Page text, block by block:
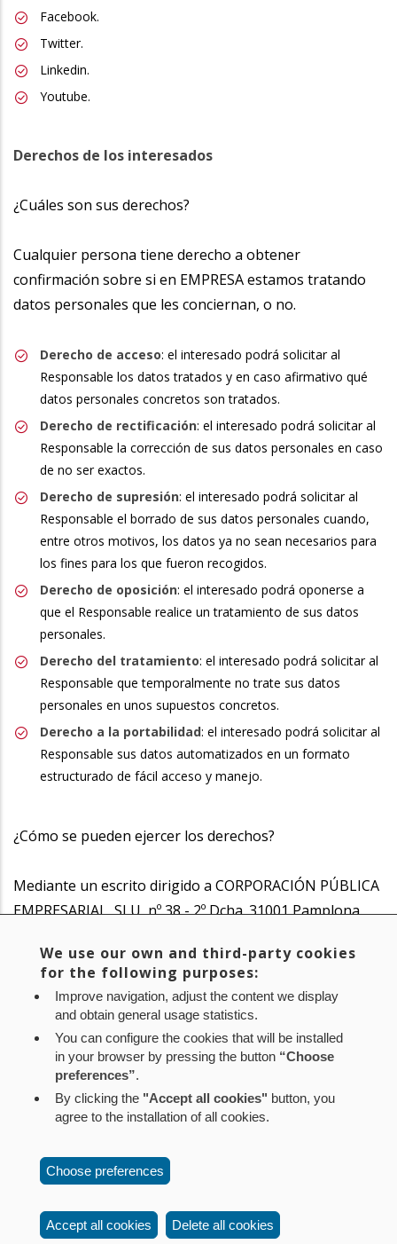
Facebook.
Twitter.
Linkedin.
Youtube.
Derechos de los interesados
¿Cuáles son sus derechos?
Cualquier persona tiene derecho a obtener
confirmación sobre si en EMPRESA estamos tratando
datos personales que les conciernan, o no.
Derecho de acceso: el interesado podrá solicitar al
Responsable los datos tratados y en caso afirmativo qué
datos personales concretos son tratados.
Derecho de rectificación: el interesado podrá solicitar al
Responsable la corrección de sus datos personales en caso
de no ser exactos.
Derecho de supresión: el interesado podrá solicitar al
Responsable el borrado de sus datos personales cuando,
entre otros motivos, los datos ya no sean necesarios para
los fines para los que fueron recogidos.
Derecho de oposición: el interesado podrá oponerse a
que el Responsable realice un tratamiento de sus datos
personales.
Derecho del tratamiento: el interesado podrá solicitar al
Responsable que temporalmente no trate sus datos
personales en unos supuestos concretos.
Derecho a la portabilidad: el interesado podrá solicitar al
Responsable sus datos automatizados en un formato
estructurado de fácil acceso y manejo.
¿Cómo se pueden ejercer los derechos?
Mediante un escrito dirigido a CORPORACIÓN PÚBLICA
EMPRESARIAL, SLU, nº 38 - 2º Dcha. 31001 Pamplona.
¿Qué vías de reclamación existen?
Si considera que sus derechos no se han atendido
debidamente, tiene derecho a presentar una
reclamación ante la Agencia Española de Protección de
Datos, C/ Jorge Juan, 6. 28001 – Madrid.
Aviso legal Política de privacidad
Mapa web
Configuración de cookies
Contacto: Paseo de Sarasate nº 38, 2º Dcha - 31001
We use our own and third-party cookies
for the following purposes:
Improve navigation, adjust the content we display
and obtain general usage statistics.
You can configure the cookies that will be installed
in your browser by pressing the button “Choose
preferences”.
By clicking the "Accept all cookies" button, you
agree to the installation of all cookies.
Choose preferences
Accept all cookies Delete all cookies